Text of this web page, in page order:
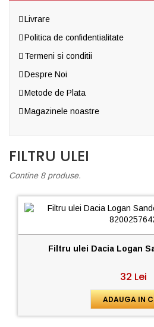
Livrare
Politica de confidentialitate
Termeni si conditii
Despre Noi
Metode de Plata
Magazinele noastre
FILTRU ULEI
Contine 8 produse.
Filtru ulei Dacia Logan
32 Lei
ADAUGA IN